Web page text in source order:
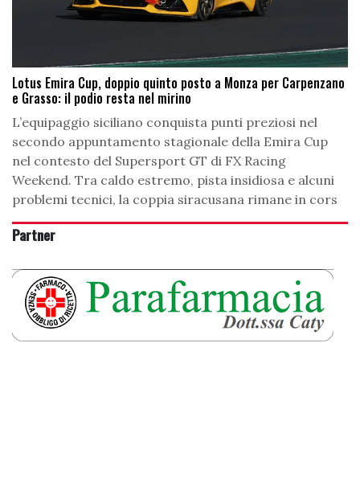
Lotus Emira Cup, doppio quinto posto a Monza per Carpenzano
e Grasso: il podio resta nel mirino
L’equipaggio siciliano conquista punti preziosi nel
secondo appuntamento stagionale della Emira Cup
nel contesto del Supersport GT di FX Racing
Weekend. Tra caldo estremo, pista insidiosa e alcuni
problemi tecnici, la coppia siracusana rimane in cors
Partner